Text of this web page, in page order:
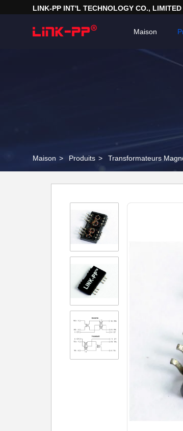
LINK-PP INT'L TECHNOLOGY CO., LIMITED
Maison
Maison > Produits > Transformateurs